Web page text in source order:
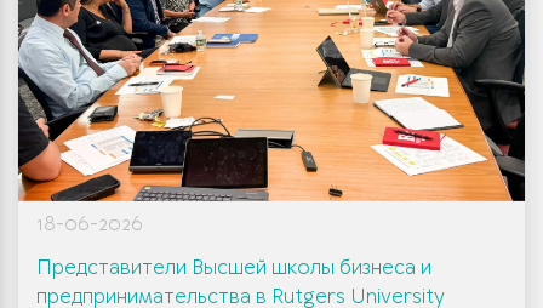
(на
18-06-2026
Представители Высшей школы бизнеса и
предпринимательства в Rutgers University